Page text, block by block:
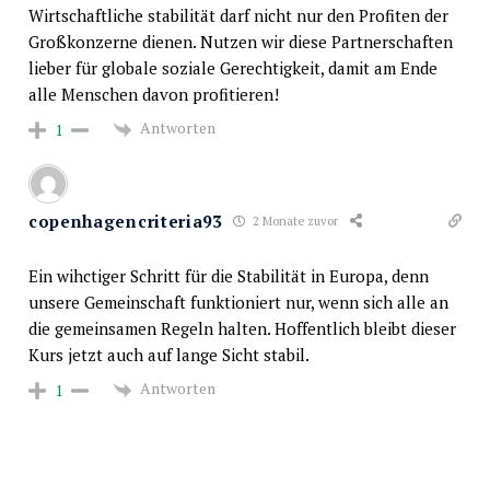
Wirtschaftliche stabilität darf nicht nur den Profiten der
Großkonzerne dienen. Nutzen wir diese Partnerschaften
lieber für globale soziale Gerechtigkeit, damit am Ende
alle Menschen davon profitieren!
1 Antworten
copenhagencriteria93 2 Monate zuvor
Ein wihctiger Schritt für die Stabilität in Europa, denn
unsere Gemeinschaft funktioniert nur, wenn sich alle an
die gemeinsamen Regeln halten. Hoffentlich bleibt dieser
Kurs jetzt auch auf lange Sicht stabil.
1 Antworten